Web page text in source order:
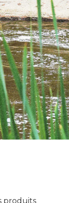
produits